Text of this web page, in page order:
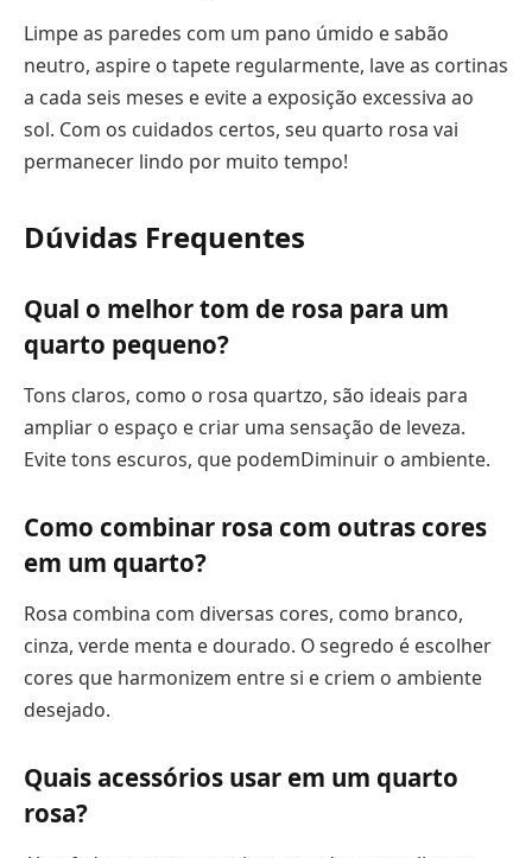
Limpe as paredes com um pano úmido e sabão
neutro, aspire o tapete regularmente, lave as cortinas
a cada seis meses e evite a exposição excessiva ao
sol. Com os cuidados certos, seu quarto rosa vai
permanecer lindo por muito tempo!
Dúvidas Frequentes
Qual o melhor tom de rosa para um
quarto pequeno?
Tons claros, como o rosa quartzo, são ideais para
ampliar o espaço e criar uma sensação de leveza.
Evite tons escuros, que podemDiminuir o ambiente.
Como combinar rosa com outras cores
em um quarto?
Rosa combina com diversas cores, como branco,
cinza, verde menta e dourado. O segredo é escolher
cores que harmonizem entre si e criem o ambiente
desejado.
Quais acessórios usar em um quarto
rosa?